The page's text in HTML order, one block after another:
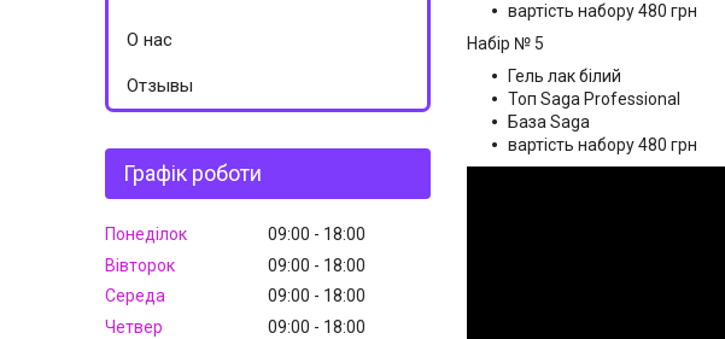
вартість набору 480 грн
Набір № 5
Гель лак білий
Топ Saga Professional
База
вартість набору 480 грн
О нас
Отзывы
Графік роботи
Понеділок 09:00
18:00
Вівторок
09:00
18:00
Середа
09:00
18:00
Четвер
09:00
18:00